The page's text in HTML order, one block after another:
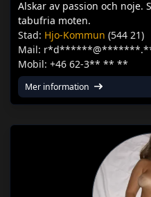
Alskar av passion och noje.
tabufria moten.
Stad: Hjo-Kommun (544 21)
Mail:
Mobil: +46 62-3** ** **
Mer information